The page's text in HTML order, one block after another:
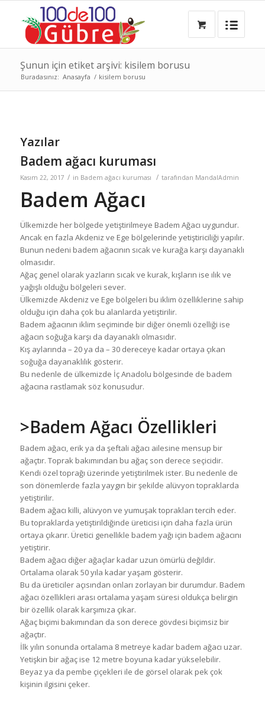
Şunun için etiket arşivi: kisilem borusu
Buradasınız: Anasayfa / kisilem borusu
Yazılar
Badem ağacı kuruması
Kasım 22, 2017 / in Badem ağacı kuruması / tarafından MandalAdmin
Badem Ağacı
Ülkemizde her bölgede yetiştirilmeye Badem Ağacı uygundur.
Ancak en fazla Akdeniz ve Ege bölgelerinde yetiştiriciliği yapılır.
Bunun nedeni badem ağacının sıcak ve kurağa karşı dayanaklı
olmasıdır.
Ağaç genel olarak yazların sıcak ve kurak, kışların ise ılık ve
yağışlı olduğu bölgeleri sever.
Ülkemizde Akdeniz ve Ege bölgeleri bu iklim özelliklerine sahip
olduğu için daha çok bu alanlarda yetiştirilir.
Badem ağacının iklim seçiminde bir diğer önemli özelliği ise
ağacın soğuğa karşı da dayanaklı olmasıdır.
Kış aylarında – 20 ya da – 30 dereceye kadar ortaya çıkan
soğuğa dayanaklılık gösterir.
Bu nedenle de ülkemizde İç Anadolu bölgesinde de badem
ağacına rastlamak söz konusudur.
>Badem Ağacı Özellikleri
Badem ağacı, erik ya da şeftali ağacı ailesine mensup bir
ağaçtır. Toprak bakımından bu ağaç son derece seçicidir.
Kendi özel toprağı üzerinde yetiştirilmek ister. Bu nedenle de
son dönemlerde fazla yaygın bir şekilde alüvyon topraklarda
yetiştirilir.
Badem ağacı killi, alüvyon ve yumuşak toprakları tercih eder.
Bu topraklarda yetiştirildiğinde üreticisi için daha fazla ürün
ortaya çıkarır. Üretici genellikle badem yağı için badem ağacını
yetiştirir.
Badem ağacı diğer ağaçlar kadar uzun ömürlü değildir.
Ortalama olarak 50 yıla kadar yaşam gösterir.
Bu da üreticiler açısından onları zorlayan bir durumdur. Badem
ağacı özellikleri arası ortalama yaşam süresi oldukça belirgin
bir özellik olarak karşımıza çıkar.
Ağaç biçimi bakımından da son derece gövdesi biçimsiz bir
ağaçtır.
İlk yılın sonunda ortalama 8 metreye kadar badem ağacı uzar.
Yetişkin bir ağaç ise 12 metre boyuna kadar yükselebilir.
Beyaz ya da pembe çiçekleri ile de görsel olarak pek çok
kişinin ilgisini çeker.